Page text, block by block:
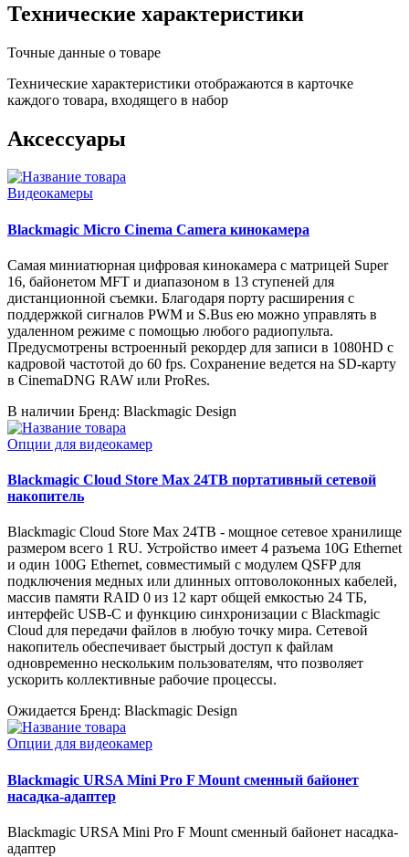
Технические характеристики
Точные данные о товаре
Технические характеристики отображаются в карточке
каждого товара, входящего в набор
Аксессуары
Видеокамеры
Blackmagic Micro Cinema Camera кинокамера
Самая миниатюрная цифровая кинокамера с матрицей Super
16, байонетом MFT и диапазоном в 13 ступеней для
дистанционной съемки. Благодаря порту расширения с
поддержкой сигналов PWM и S.Bus ею можно управлять в
удаленном режиме с помощью любого радиопульта.
Предусмотрены встроенный рекордер для записи в 1080HD с
кадровой частотой до 60 fps. Сохранение ведется на SD-карту
в CinemaDNG RAW или ProRes.
В наличии Бренд: Blackmagic Design
Опции для видеокамер
Blackmagic Cloud Store Max 24TB портативный сетевой
накопитель
Blackmagic Cloud Store Max 24TB - мощное сетевое хранилище
размером всего 1 RU. Устройство имеет 4 разъема 10G Ethernet
и один 100G Ethernet, совместимый с модулем QSFP для
подключения медных или длинных оптоволоконных кабелей,
массив памяти RAID 0 из 12 карт общей емкостью 24 ТБ,
интерфейс USB-C и функцию синхронизации с Blackmagic
Cloud для передачи файлов в любую точку мира. Сетевой
накопитель обеспечивает быстрый доступ к файлам
одновременно нескольким пользователям, что позволяет
ускорить коллективные рабочие процессы.
Ожидается Бренд: Blackmagic Design
Опции для видеокамер
Blackmagic URSA Mini Pro F Mount сменный байонет
насадка-адаптер
Blackmagic URSA Mini Pro F Mount сменный байонет насадка-
адаптер